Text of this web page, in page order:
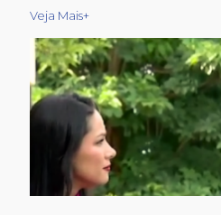
Veja Mais+